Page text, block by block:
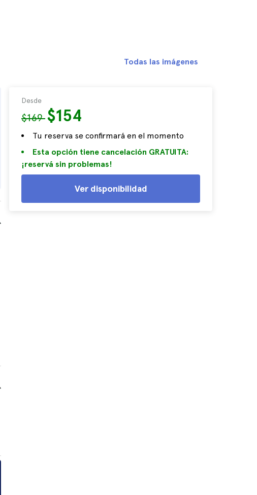
Desde
$169$154
Tu reserva se confirmará en el momento
Esta opción tiene cancelación GRATUITA:
¡reservá sin problemas!
Ver disponibilidad
Todas las imágenes